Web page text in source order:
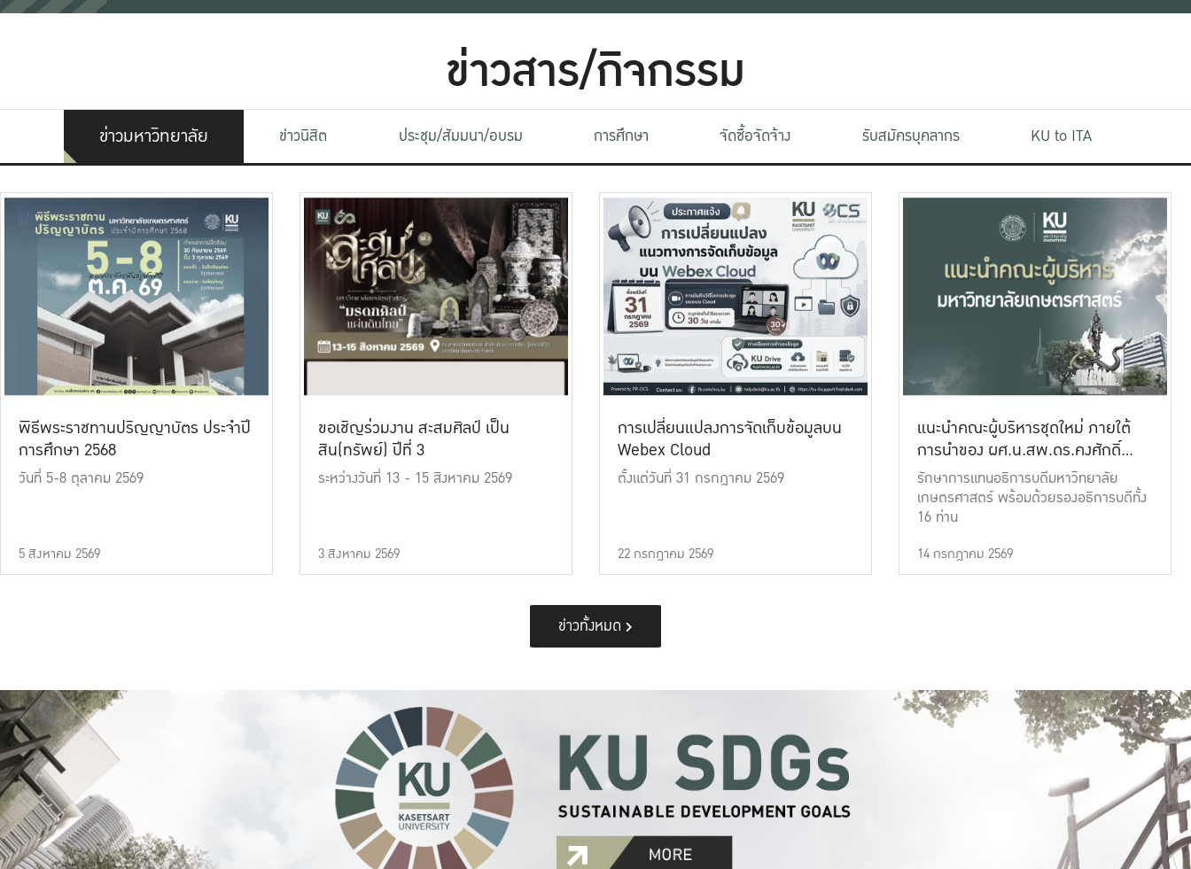
ข่าวสาร/กิจกรรม
ข่าวมหาวิทยาลัย ข่าวนิสิต ประชุม/สัมมนา/อบรม การศึกษา จัดซื้อจัดจ้าง รับสมัครบุคลากร KU to ITA
พิธีพระราชทานปริญญาบัตร ประจำปี
การศึกษา 2568
วันที่ 5-8 ตุลาคม 2569
5 สิงหาคม 2569
ขอเชิญร่วมงาน สะสมศิลป์ เป็น
สิน(ทรัพย์) ปีที่ 3
ระหว่างวันที่ 13 - 15 สิงหาคม 2569
3 สิงหาคม 2569
การเปลี่ยนแปลงการจัดเก็บข้อมูลบน
Webex Cloud
ตั้งแต่วันที่ 31 กรกฎาคม 2569
22 กรกฎาคม 2569
แนะนำคณะผู้บริหารชุดใหม่ ภายใต้
การนำของ ผศ.น.สพ.ดร.คงศักดิ์
เที่ยงธรรม
รักษาการแทนอธิการบดีมหาวิทยาลัย
เกษตรศาสตร์ พร้อมด้วยรองอธิการบดีทั้ง
16 ท่าน
14 กรกฎาคม 2569
ข่าวทั้งหมด